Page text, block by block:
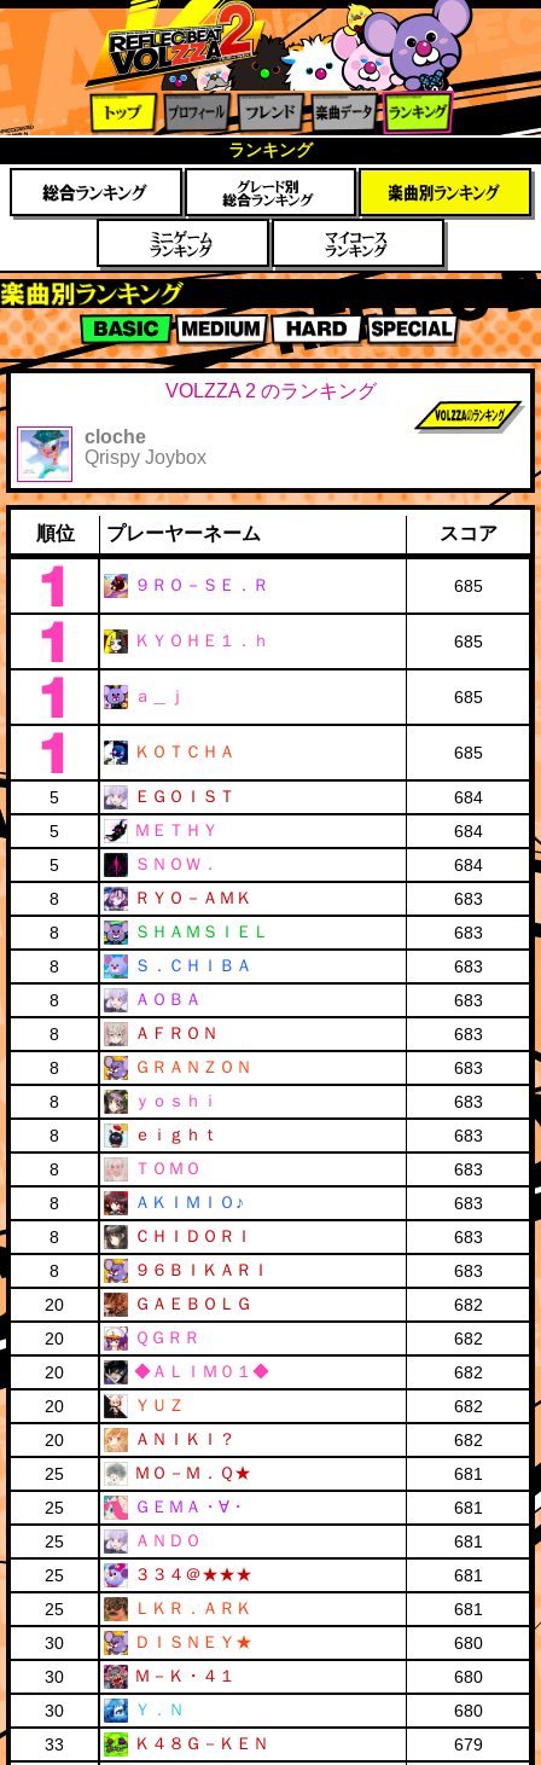
ィール
フレン
ド
楽曲デ
ータ
ング
ランキング
楽曲別スコアランキング
BASIC MEDIUM HARD SPECIAL
VOLZZA 2 のランキング
cloche
Qrispy Joybox
順位 プレーヤーネーム スコア
９ＲＯ－ＳＥ．Ｒ 685
ＫＹＯＨＥ１．ｈ 685
ａ＿ｊ 685
ＫＯＴＣＨＡ 685
5 ＥＧＯＩＳＴ
684
5
ＭＥＴＨＹ
684
5
ＳＮＯＷ．
684
8
ＲＹＯ－ＡＭＫ
683
8
ＳＨＡＭＳＩＥＬ
683
8
Ｓ．ＣＨＩＢＡ
683
8
ＡＯＢＡ
683
8
ＡＦＲＯＮ
683
8
ＧＲＡＮＺＯＮ
683
8
ｙｏｓｈｉ
683
8
ｅｉｇｈｔ
683
8
ＴＯＭＯ
683
8
ＡＫＩＭＩＯ♪
683
8
ＣＨＩＤＯＲＩ
683
8
９６ＢＩＫＡＲＩ
683
20
ＧＡＥＢＯＬＧ
682
20
ＱＧＲＲ
682
20
◆ＡＬＩＭ０１◆
682
20
ＹＵＺ
682
20
ＡＮＩＫＩ？
682
25
ＭＯ－Ｍ．Ｑ★
681
25
ＧＥＭＡ・∀・
681
25
ＡＮＤＯ
681
25
３３４＠★★★
681
25
ＬＫＲ．ＡＲＫ
681
30
ＤＩＳＮＥＹ★
680
30
Ｍ－Ｋ・４１
680
30
Ｙ．Ｎ
680
33
Ｋ４８Ｇ－ＫＥＮ
679